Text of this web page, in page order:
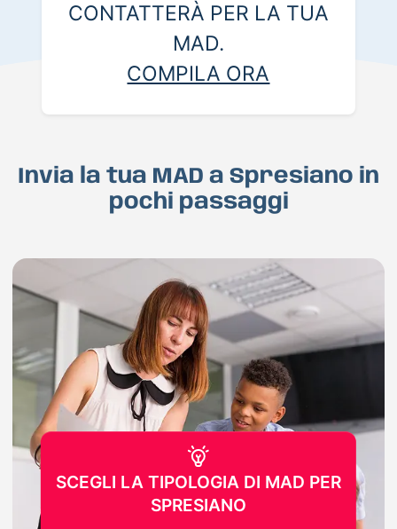
CONTATTERÀ PER LA TUA
MAD.
COMPILA ORA
Invia la tua MAD a Spresiano in
pochi passaggi
SCEGLI LA TIPOLOGIA DI MAD PER
SPRESIANO